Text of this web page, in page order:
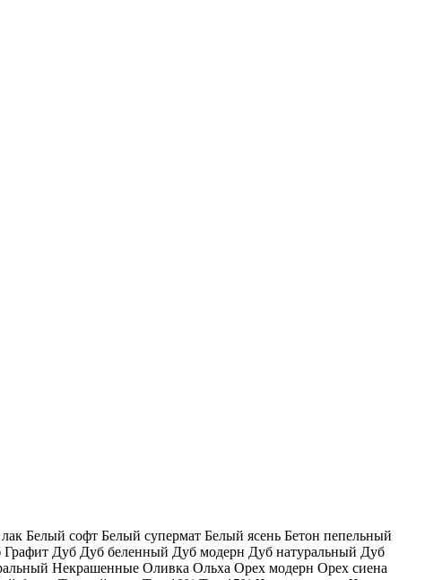
Белый софт Белый супермат Белый ясень Бетон пепельный
Графит Дуб Дуб беленный Дуб модерн Дуб натуральный Дуб
Некрашенные Оливка Ольха Орех модерн Орех сиена